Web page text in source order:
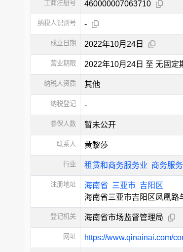
工商注册号 460000007063710
纳税人识别号 -
成立日期 2022年10月24日
营业期限 2022年10月24日 至 无固定
纳税人资质 其他
纳税登记 -
参保人数 暂未公开
联系人 黄黎莎
行业 租赁和商务服务业 商务服
注册地址 海南省 三亚市 吉阳区
海南省三亚市吉阳区凤凰路
登记机关 海南省市场监督管理局
网址 https://www.qinainai.com/